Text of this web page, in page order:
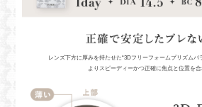
レンズ下方に厚みを持たせた“3Dフリーフォームプリズムバ
よりスピーディーかつ正確に焦点と位置を合